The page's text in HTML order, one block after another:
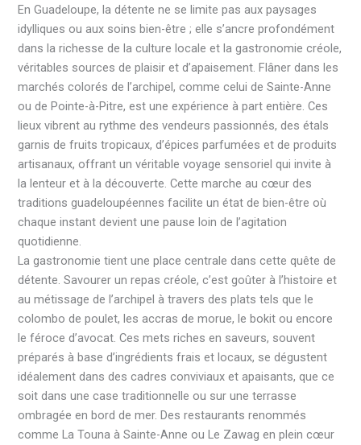
En Guadeloupe, la détente ne se limite pas aux paysages
idylliques ou aux soins bien-être ; elle s’ancre profondément
dans la richesse de la culture locale et la gastronomie créole,
véritables sources de plaisir et d’apaisement. Flâner dans les
marchés colorés de l’archipel, comme celui de Sainte-Anne
ou de Pointe-à-Pitre, est une expérience à part entière. Ces
lieux vibrent au rythme des vendeurs passionnés, des étals
garnis de fruits tropicaux, d’épices parfumées et de produits
artisanaux, offrant un véritable voyage sensoriel qui invite à
la lenteur et à la découverte. Cette marche au cœur des
traditions guadeloupéennes facilite un état de bien-être où
chaque instant devient une pause loin de l’agitation
quotidienne.
La gastronomie tient une place centrale dans cette quête de
détente. Savourer un repas créole, c’est goûter à l’histoire et
au métissage de l’archipel à travers des plats tels que le
colombo de poulet, les accras de morue, le bokit ou encore
le féroce d’avocat. Ces mets riches en saveurs, souvent
préparés à base d’ingrédients frais et locaux, se dégustent
idéalement dans des cadres conviviaux et apaisants, que ce
soit dans une case traditionnelle ou sur une terrasse
ombragée en bord de mer. Des restaurants renommés
comme La Touna à Sainte-Anne ou Le Zawag en plein cœur